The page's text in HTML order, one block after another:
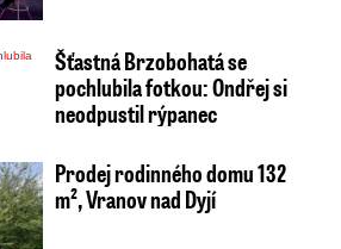
Šťastná Brzobohatá se
pochlubila fotkou: Ondřej si
neodpustil rýpanec
Prodej rodinného domu 132
m², Vranov nad Dyjí